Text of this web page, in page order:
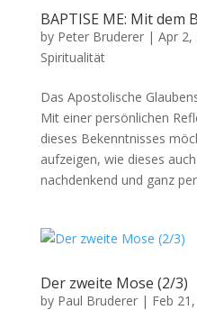
BAPTISE ME: Mit
by Peter Bruderer| Apr 2,
Spiritualität
Das Apos­tolis­che
Mit ein­er per­sön­lichen
dieses Beken­nt­niss­es
aufzeigen, wie dieses
nach­denk­end und ganz
Der zweite Mose (2/3)
by Paul Bruderer| Feb